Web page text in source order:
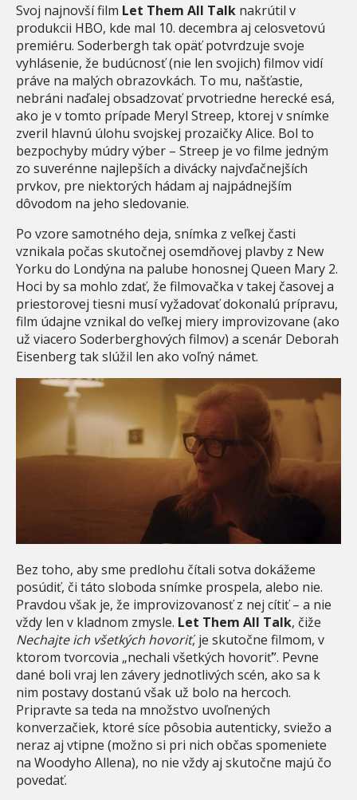
Svoj najnovší film Let Them All Talk nakrútil v
produkcii HBO, kde mal 10. decembra aj celosvetovú
premiéru. Soderbergh tak opäť potvrdzuje svoje
vyhlásenie, že budúcnosť (nie len svojich) filmov vidí
práve na malých obrazovkách. To mu, našťastie,
nebráni naďalej obsadzovať prvotriedne herecké esá,
ako je v tomto prípade Meryl Streep, ktorej v snímke
zveril hlavnú úlohu svojskej prozaičky Alice. Bol to
bezpochyby múdry výber – Streep je vo filme jedným
zo suverénne najlepších a divácky najvďačnejších
prvkov, pre niektorých hádam aj najpádnejším
dôvodom na jeho sledovanie.
Po vzore samotného deja, snímka z veľkej časti
vznikala počas skutočnej osemdňovej plavby z New
Yorku do Londýna na palube honosnej Queen Mary 2.
Hoci by sa mohlo zdať, že filmovačka v takej časovej a
priestorovej tiesni musí vyžadovať dokonalú prípravu,
film údajne vznikal do veľkej miery improvizovane (ako
už viacero Soderberghových filmov) a scenár Deborah
Eisenberg tak slúžil len ako voľný námet.
Bez toho, aby sme predlohu čítali sotva dokážeme
posúdiť, či táto sloboda snímke prospela, alebo nie.
Pravdou však je, že improvizovanosť z nej cítiť – a nie
vždy len v kladnom zmysle. Let Them All Talk, čiže
Nechajte ich všetkých hovoriť, je skutočne filmom, v
ktorom tvorcovia „nechali všetkých hovoriť”. Pevne
dané boli vraj len závery jednotlivých scén, ako sa k
nim postavy dostanú však už bolo na hercoch.
Pripravte sa teda na množstvo uvoľnených
konverzačiek, ktoré síce pôsobia autenticky, sviežo a
neraz aj vtipne (možno si pri nich občas spomeniete
na Woodyho Allena), no nie vždy aj skutočne majú čo
povedať.